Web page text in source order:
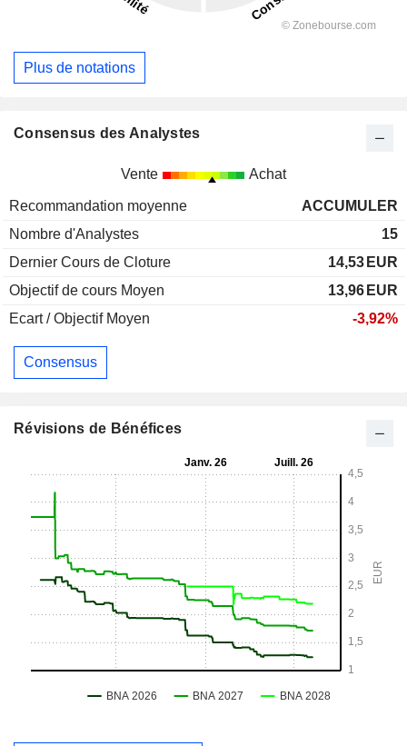
Plus de notations
Consensus des Analystes
Vente Achat
Recommandation moyenne
ACCUMULER
Nombre d'Analystes
15
Dernier Cours de Cloture
14,53 EUR
Objectif de cours Moyen
13,96 EUR
Ecart / Objectif Moyen
-3,92%
Consensus
Révisions de Bénéfices